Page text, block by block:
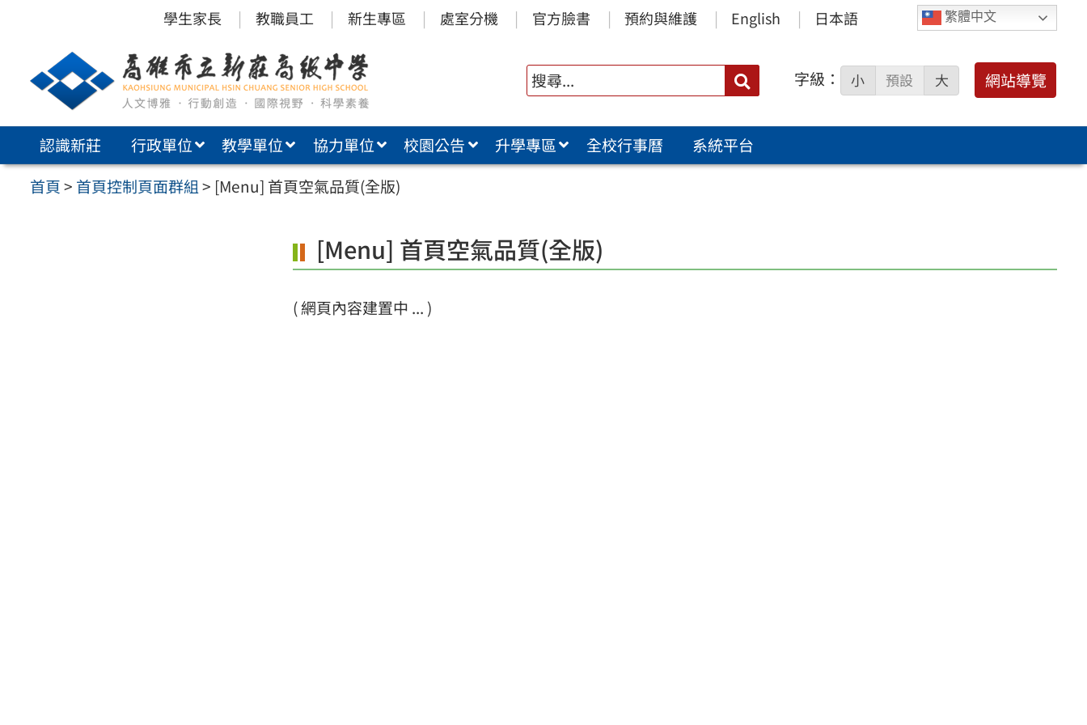
內
繁體中文
學生家長 教職員工 新生專區 處室分機 官方臉書 預約與維護 English 日本語
搜
尋：
字級： 小 預設 大 網站導覽
認識新莊 行政單位 教學單位 協力單位 校園公告 升學專區 全校行事曆
系統平台
首頁> 首頁控制頁面群組> [Menu] 首頁空氣品質(全版)
[Menu] 首頁空氣品質(全版)
( 網頁內容建置中 ... )